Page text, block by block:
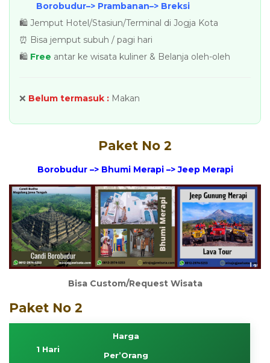
Borobudur–> Prambanan–> Breksi
🛍️ Jemput Hotel/Stasiun/Terminal di Jogja Kota
⏰ Bisa jemput subuh / pagi hari
🛍️ Free antar ke wisata kuliner & Belanja oleh-oleh
❌ Belum termasuk : Makan
Paket No 2
Borobudur –> Bhumi Merapi –> Jeep Merapi
Bisa Custom/Request Wisata
Paket No 2
1 Hari
Harga
Per’Orang